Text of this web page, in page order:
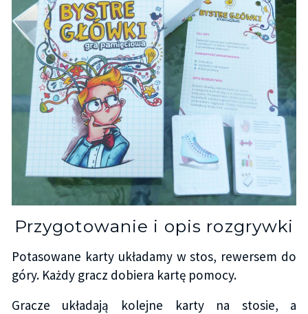
Przygotowanie i opis rozgrywki
Potasowane karty układamy w stos, rewersem do
góry. Każdy gracz dobiera kartę pomocy.
Gracze układają kolejne karty na stosie, a